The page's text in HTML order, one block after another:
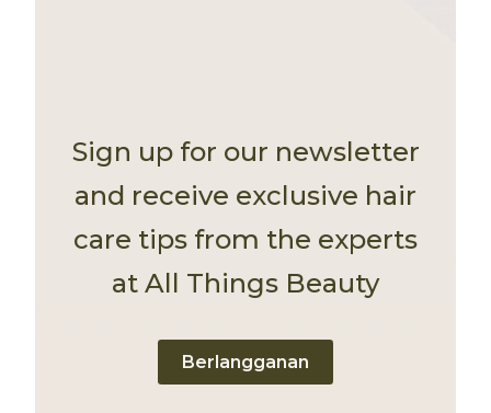
Sign up for our newsletter
and receive exclusive hair
care tips from the experts
at All Things Beauty
Berlangganan